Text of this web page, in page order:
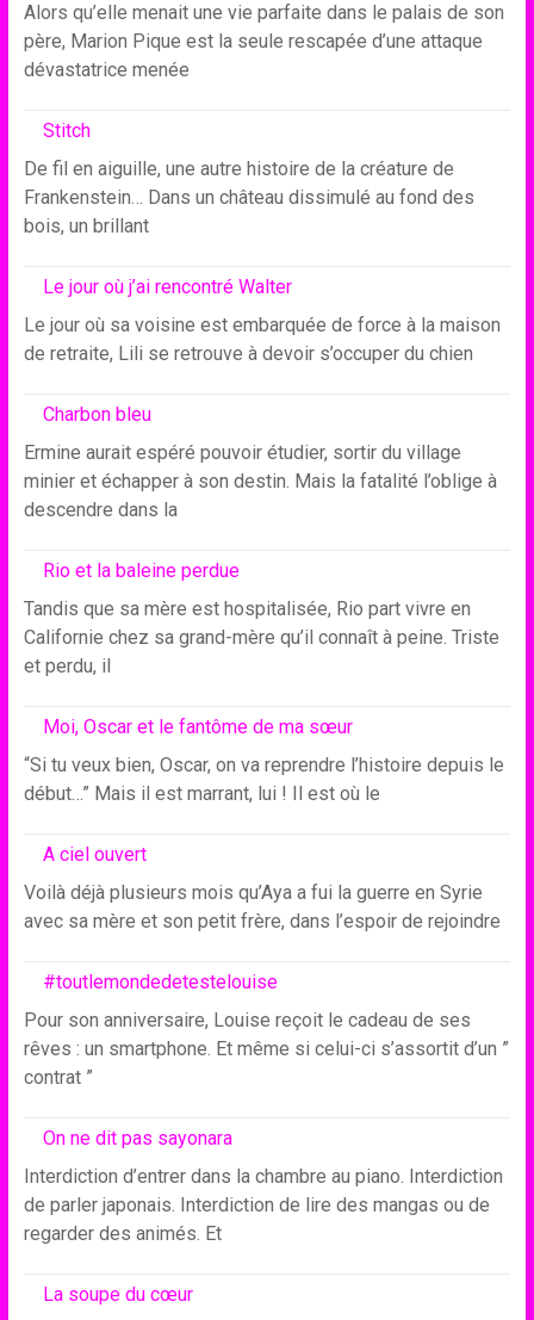
Alors qu’elle menait une vie parfaite dans le palais de son
père, Marion Pique est la seule rescapée d’une attaque
dévastatrice menée
Stitch
De fil en aiguille, une autre histoire de la créature de
Frankenstein… Dans un château dissimulé au fond des
bois, un brillant
Le jour où j’ai rencontré Walter
Le jour où sa voisine est embarquée de force à la maison
de retraite, Lili se retrouve à devoir s’occuper du chien
Charbon bleu
Ermine aurait espéré pouvoir étudier, sortir du village
minier et échapper à son destin. Mais la fatalité l’oblige à
descendre dans la
Rio et la baleine perdue
Tandis que sa mère est hospitalisée, Rio part vivre en
Californie chez sa grand-mère qu’il connaît à peine. Triste
et perdu, il
Moi, Oscar et le fantôme de ma sœur
“Si tu veux bien, Oscar, on va reprendre l’histoire depuis le
début…” Mais il est marrant, lui ! Il est où le
A ciel ouvert
Voilà déjà plusieurs mois qu’Aya a fui la guerre en Syrie
avec sa mère et son petit frère, dans l’espoir de rejoindre
#toutlemondedetestelouise
Pour son anniversaire, Louise reçoit le cadeau de ses
rêves : un smartphone. Et même si celui-ci s’assortit d’un ”
contrat ”
On ne dit pas sayonara
Interdiction d’entrer dans la chambre au piano. Interdiction
de parler japonais. Interdiction de lire des mangas ou de
regarder des animés. Et
La soupe du cœur